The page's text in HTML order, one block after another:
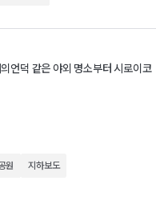
언덕 같은 야외 명소부터 시로이코
원 지하보도